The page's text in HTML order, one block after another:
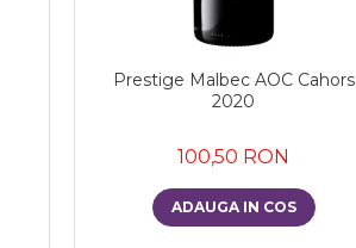
Prestige Malbec AOC Cahors
2020
100,50 RON
ADAUGA IN COS